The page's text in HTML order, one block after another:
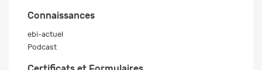
Connaissances
ebi-actuel
Podcast